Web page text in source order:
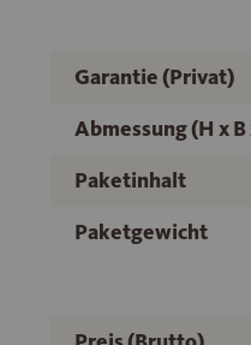
Garantie (Privat)
Abmessung (H x B
Paketinhalt
Paketgewicht